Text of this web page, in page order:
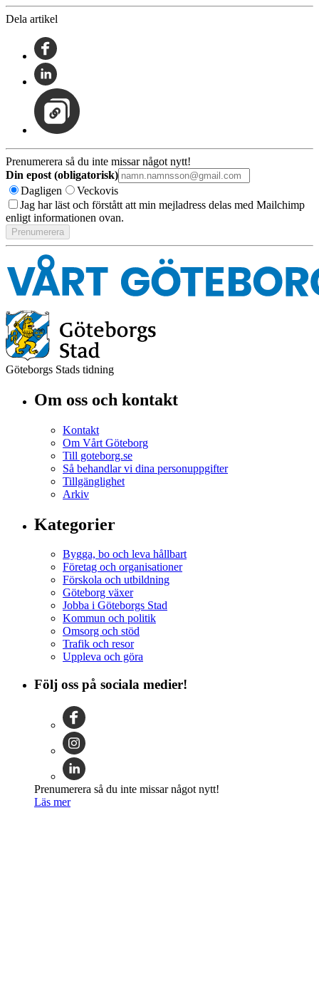
Dela artikel
Prenumerera så du inte missar något nytt!
Din epost (obligatorisk)
Dagligen
Veckovis
Jag har läst och förstått att min mejladress delas med Mailchimp
enligt informationen ovan.
Göteborgs Stads tidning
Om oss och kontakt
Kontakt
Om Vårt Göteborg
Till goteborg.se
Så behandlar vi dina personuppgifter
Tillgänglighet
Arkiv
Kategorier
Bygga, bo och leva hållbart
Företag och organisationer
Förskola och utbildning
Göteborg växer
Jobba i Göteborgs Stad
Kommun och politik
Omsorg och stöd
Trafik och resor
Uppleva och göra
Följ oss på sociala medier!
Prenumerera så du inte missar något nytt!
Läs mer